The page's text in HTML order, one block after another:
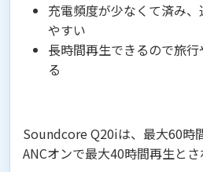
充電頻度が少なくて済み
やすい
長時間再生できるので旅
る
Soundcore Q20iは、最大60時
ANCオンで最大40時間再生とさ